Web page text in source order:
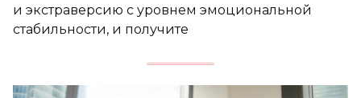
и экстраверсию с уровнем эмоциональной
стабильности, и получите